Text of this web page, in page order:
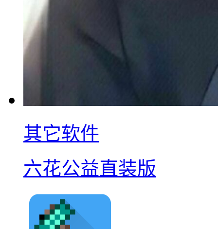
其它软件
六花公益直装版